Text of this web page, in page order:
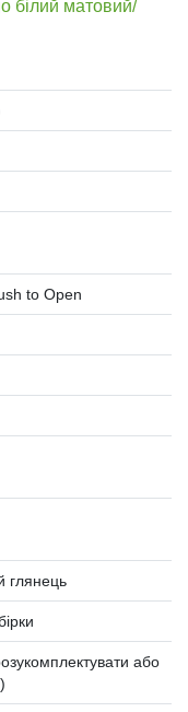
білий матовий/
to Open
глянець
або